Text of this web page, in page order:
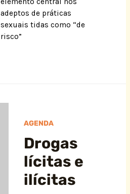
adeptos de práticas
sexuais tidas como “de
risco”
AGENDA
Drogas
lícitas e
ilícitas